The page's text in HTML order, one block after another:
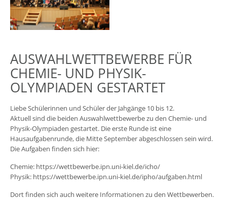
AUSWAHLWETTBEWERBE FÜR
CHEMIE- UND PHYSIK-
OLYMPIADEN GESTARTET
Liebe Schülerinnen und Schüler der Jahgänge 10 bis 12.
Aktuell sind die beiden Auswahlwettbewerbe zu den Chemie- und
Physik-Olympiaden gestartet. Die erste Runde ist eine
Hausaufgabenrunde, die Mitte September abgeschlossen sein wird.
Die Aufgaben finden sich hier:
Chemie: https://wettbewerbe.ipn.uni-kiel.de/icho/
Physik: https://wettbewerbe.ipn.uni-kiel.de/ipho/aufgaben.html
Dort finden sich auch weitere Informationen zu den Wettbewerben.